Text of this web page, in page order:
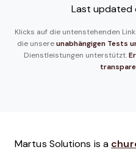
Last updated
Klicks auf die untenstehenden
die unsere unabhängigen Tests
Dienstleistungen unterstützt.
Martus Solutions is a